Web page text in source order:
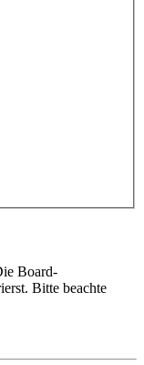
Board-
Bitte beachte